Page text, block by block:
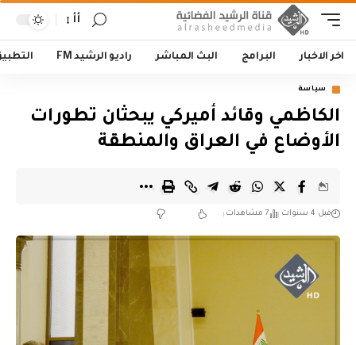
أأ
اخر الاخبار البرامج البث المباشر راديو الرشيد FM
سياسة
الكاظمي وقائد أميركي يبحثان تطورات
الأوضاع في العراق والمنطقة
قبل 4 سنوات 7 مشاهدات